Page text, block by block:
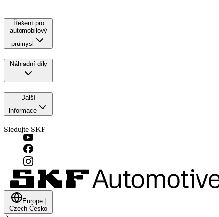
Řešení pro
automobilový
průmysl
Náhradní díly
Další
informace
Sledujte SKF
Europe
Czech Česko